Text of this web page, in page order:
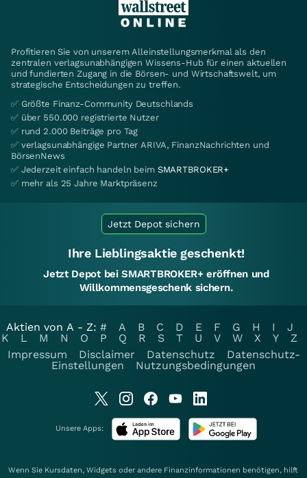
Profitieren Sie von unserem Alleinstellungsmerkmal als den
zentralen verlagsunabhängigen Wissens-Hub für einen aktuellen
und fundierten Zugang in die Börsen- und Wirtschaftswelt, um
strategische Entscheidungen zu treffen.
✅ Größte Finanz-Community Deutschlands
✅ über 550.000 registrierte Nutzer
✅ rund 2.000 Beiträge pro Tag
✅ verlagsunabhängige Partner ARIVA, FinanzNachrichten und
BörsenNews
✅ Jederzeit einfach handeln beim SMARTBROKER+
✅ mehr als 25 Jahre Marktpräsenz
Jetzt Depot sichern
Ihre Lieblingsaktie geschenkt!
Jetzt Depot bei SMARTBROKER+ eröffnen und
Willkommensgeschenk sichern.
Aktien von A - Z: # A B C D E F G H I
J
K
L M N O P Q R S T U V W X Y
Z
Impressum
Disclaimer Datenschutz
Datenschutz-
Einstellungen
Nutzungsbedingungen
Unsere Apps:
Wenn Sie Kursdaten, Widgets oder andere Finanzinformationen benötigen, hilft